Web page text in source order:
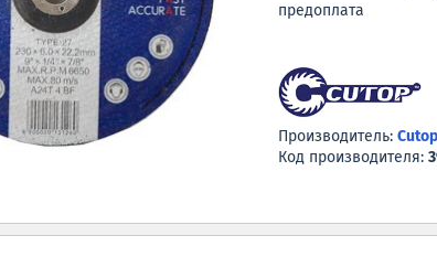
предоплата
Производитель: Cutop
Код производителя: